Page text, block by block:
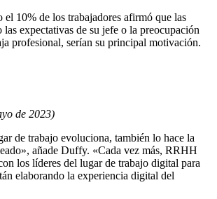
el 10% de los trabajadores afirmó que las
las expectativas de su jefe o la preocupación
profesional, serían su principal motivación.
de 2023)
de trabajo evoluciona, también lo hace la
añade Duffy. «Cada vez más, RRHH
los líderes del lugar de trabajo digital para
elaborando la experiencia digital del